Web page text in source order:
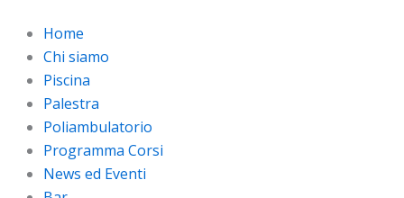
Home
Chi siamo
Piscina
Palestra
Poliambulatorio
Programma Corsi
News ed Eventi